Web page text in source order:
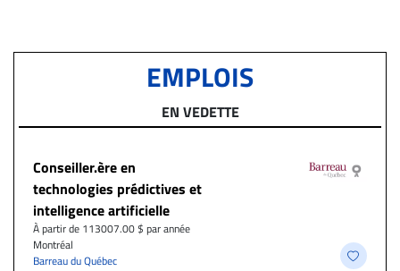
EMPLOIS
EN VEDETTE
Conseiller.ère en
technologies prédictives et
intelligence artificielle
À partir de 113007.00 $ par année
Montréal
Barreau du Québec